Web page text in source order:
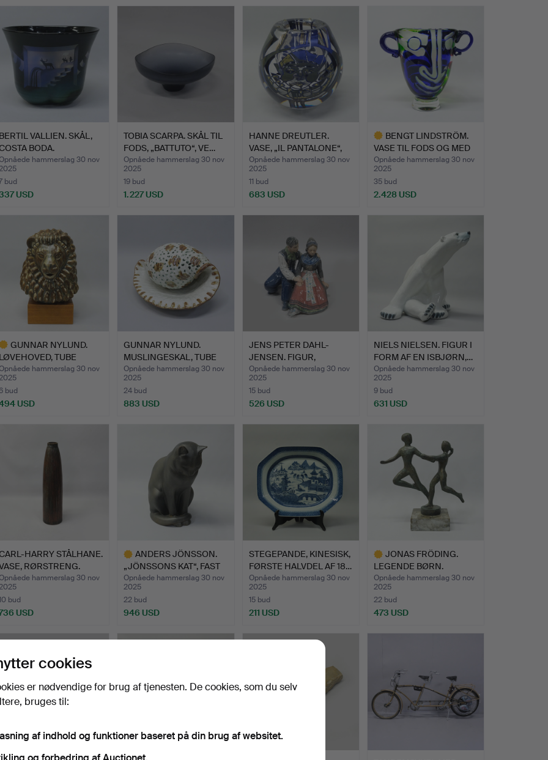
VALLIEN. SKÅL,
BODA.
hammerslag 30 nov
bud
USD
TOBIA SCARPA. SKÅL TIL
FODS, „BATTUTO“, VE…
Opnåede hammerslag 30 nov
2025
19 bud
1.227 USD
HANNE DREUTLER.
VASE, „IL PANTALONE“,
FRA …
Opnåede hammerslag 30 nov
2025
11 bud
683 USD
BENGT LINDSTRÖM.
VASE TIL FODS OG MED
BØJL…
Opnåede hammerslag 30 nov
2025
35 bud
2.428 USD
GUNNAR NYLUND.
TUBE
hammerslag 30 nov
bud
USD
GUNNAR NYLUND.
MUSLINGESKAL, TUBE
BEACH.
Opnåede hammerslag 30 nov
2025
24 bud
883 USD
JENS PETER DAHL-
JENSEN. FIGUR,
„FRIERI“.
Opnåede hammerslag 30 nov
2025
15 bud
526 USD
NIELS NIELSEN. FIGUR I
FORM AF EN ISBJØRN,…
Opnåede hammerslag 30 nov
2025
9 bud
631 USD
HARRY STÅLHANE.
RØRSTRENG.
hammerslag 30 nov
bud
USD
ANDERS JÖNSSON.
„JÖNSSONS KAT“, FAST
SVENS…
Opnåede hammerslag 30 nov
2025
22 bud
946 USD
genstand
STEGEPANDE, KINESISK,
FØRSTE HALVDEL AF 18…
Opnåede hammerslag 30 nov
2025
15 bud
211 USD
JONAS FRÖDING.
LEGENDE BØRN.
Opnåede hammerslag 30 nov
2025
22 bud
473 USD
cookies
er nødvendige for brug af tjenesten. De cookies, som du selv
bruges til:
af indhold og funktioner baseret på din brug af websitet.